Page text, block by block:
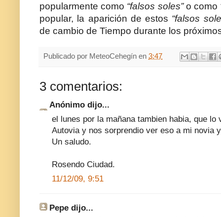
popularmente como “falsos soles”o como
popular, la aparición de estos “falsos
de cambio de Tiempo durante los
Publicado por MeteoCehegín en 3:47
3 comentarios:
Anónimo dijo...
el lunes por la mañana tambien habia, que
Autovia y nos sorprendio ver eso a mi novia
Un saludo.
Rosendo Ciudad.
11/12/09, 9:51
Pepe dijo...